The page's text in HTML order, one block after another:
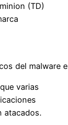
(TD)
del malware
varias
atacados.